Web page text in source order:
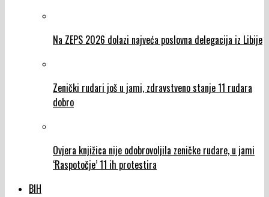
Na ZEPS 2026 dolazi najveća poslovna delegacija iz Libije
Zenički rudari još u jami, zdravstveno stanje 11 rudara
dobro
Ovjera knjižica nije odobrovoljila zeničke rudare, u jami
‘Raspotočje’ 11 ih protestira
BIH